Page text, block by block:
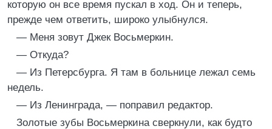
которую он все время пускал в ход. Он и теперь,
прежде чем ответить, широко улыбнулся.
— Меня зовут Джек Восьмеркин.
— Откуда?
— Из Петерсбурга. Я там в больнице лежал семь
недель.
— Из Ленинграда, — поправил редактор.
Золотые зубы Восьмеркина сверкнули, как будто